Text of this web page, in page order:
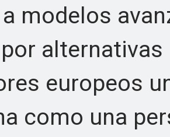
modelos
alternativas
europeos
como una